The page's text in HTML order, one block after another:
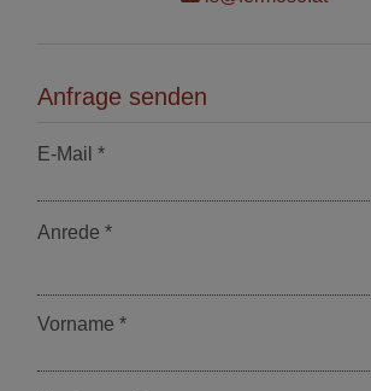
Anfrage senden
E-Mail
Anrede
Vorname